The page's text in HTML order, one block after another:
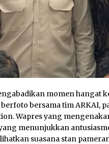
momen hangat
bersama tim ARKAI,
Wapres yang
menunjukkan
suasana stan